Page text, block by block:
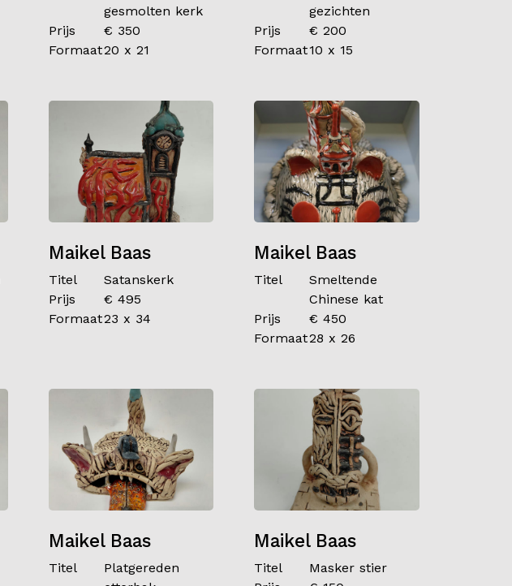
gesmolten kerk
Prijs
€ 350
Formaat20 x 21
gezichten
Prijs
€ 200
Formaat10 x 15
Maikel Baas
Titel
Satanskerk
Prijs
€ 495
Formaat23 x 34
Maikel Baas
Titel
Smeltende
Chinese kat
Prijs
€ 450
Formaat28 x 26
Maikel Baas
Titel
Platgereden
Maikel Baas
Titel
Masker stier